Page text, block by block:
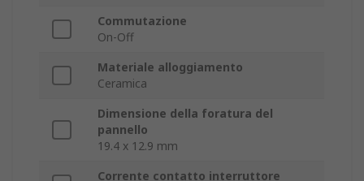
Commutazione
On-Off
Materiale alloggiamento
Ceramica
Dimensione della foratura del
pannello
19.4 x 12.9 mm
Corrente contatto interruttore